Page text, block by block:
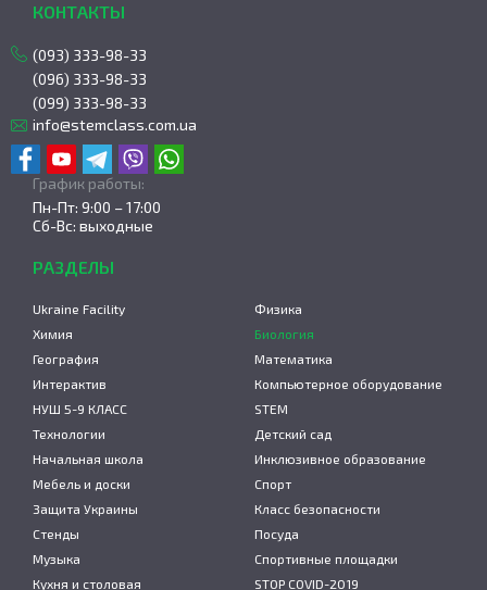
КОНТАКТЫ
(093) 333-98-33
(096) 333-98-33
(099) 333-98-33
info@stemclass.com.ua
График работы:
Пн-Пт: 9:00 – 17:00
Сб-Вс: выходные
РАЗДЕЛЫ
Ukraine Facility
Физика
Химия
Биология
География
Математика
Интерактив
Компьютерное оборудование
НУШ 5-9 КЛАСС
STEM
Технологии
Детский сад
Начальная школа
Инклюзивное образование
Мебель и доски
Спорт
Защита Украины
Класс безопасности
Стенды
Посуда
Музыка
Спортивные площадки
Кухня и столовая
STOP COVID-2019